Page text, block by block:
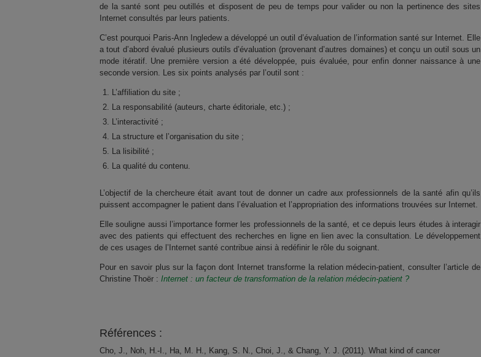
de la santé sont peu outillés et disposent de peu de temps pour valider ou non la pertinence des sites
Internet consultés par leurs patients.
C’est pourquoi Paris-Ann Ingledew a développé un outil d’évaluation de l’information santé sur Internet. Elle
a tout d’abord évalué plusieurs outils d’évaluation (provenant d’autres domaines) et conçu un outil sous un
mode itératif. Une première version a été développée, puis évaluée, pour enfin donner naissance à une
seconde version. Les six points analysés par l’outil sont :
L’affiliation du site ;
La responsabilité (auteurs, charte éditoriale, etc.) ;
L’interactivité ;
La structure et l’organisation du site ;
La lisibilité ;
La qualité du contenu.
L’objectif de la chercheure était avant tout de donner un cadre aux professionnels de la santé afin qu’ils
puissent accompagner le patient dans l’évaluation et l’appropriation des informations trouvées sur Internet.
Elle souligne aussi l’importance former les professionnels de la santé, et ce depuis leurs études à interagir
avec des patients qui effectuent des recherches en ligne en lien avec la consultation. Le développement
de ces usages de l’Internet santé contribue ainsi à redéfinir le rôle du soignant.
Pour en savoir plus sur la façon dont Internet transforme la relation médecin-patient, consulter l’article de
Christine Thoër : Internet : un facteur de transformation de la relation médecin-patient ?
Références :
Cho, J., Noh, H.-I., Ha, M. H., Kang, S. N., Choi, J., & Chang, Y. J. (2011). What kind of cancer